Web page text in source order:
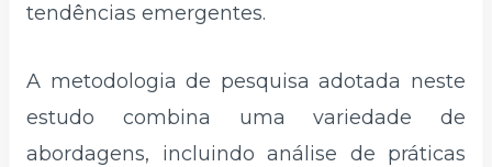
tendências emergentes.
A metodologia de pesquisa adotada neste
estudo combina uma variedade de
abordagens, incluindo análise de práticas